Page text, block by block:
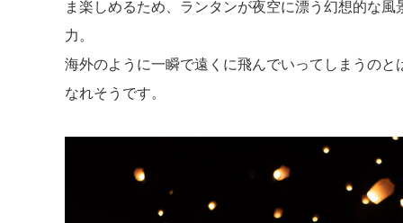
ま楽しめるため、ランタンが夜空に漂う幻想的な
力。
海外のように一瞬で遠くに飛んでいってしまうの
なれそうです。